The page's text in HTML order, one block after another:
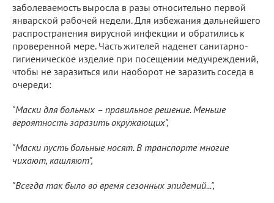
заболеваемость выросла в разы относительно первой
январской рабочей недели. Для избежания дальнейшего
распространения вирусной инфекции и обратились к
проверенной мере. Часть жителей наденет санитарно-
гигиеническое изделие при посещении медучреждений,
чтобы не заразиться или наоборот не заразить соседа в
очереди:
"Маски для больных – правильное решение. Меньше
вероятность заразить окружающих",
"Маски пусть больные носят. В транспорте многие
чихают, кашляют",
"Всегда так было во время сезонных эпидемий...",